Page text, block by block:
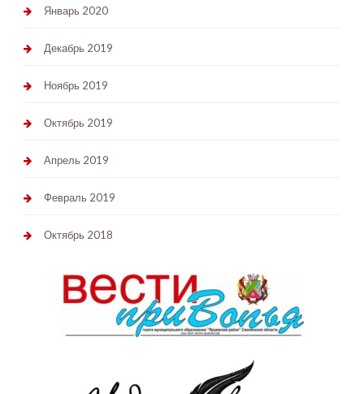
Январь 2020
Декабрь 2019
Ноябрь 2019
Октябрь 2019
Апрель 2019
Февраль 2019
Октябрь 2018